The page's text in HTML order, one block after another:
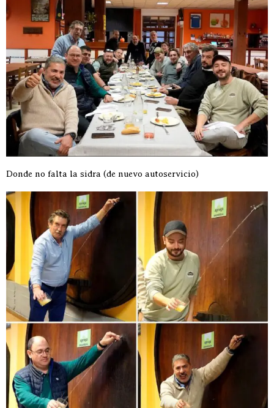
Donde no falta la sidra (de nuevo autoservicio)